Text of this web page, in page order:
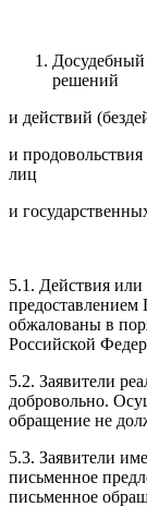
решений
и действий
и
лиц
и
5.1. Действия или
предоставлением
обжалованы в
Российской
5.2. Заявители
добровольно.
обращение не
5.3. Заявители
письменное
письменное